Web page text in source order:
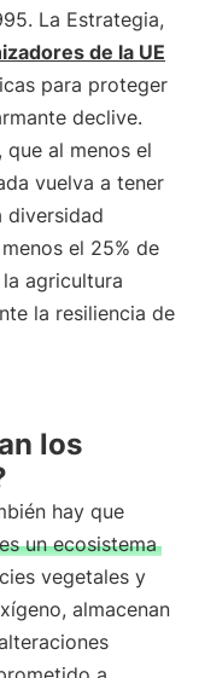
La Estrategia,
de la UE
para proteger
declive.
al menos el
vuelva a tener
diversidad
el 25% de
agricultura
la resiliencia de
los
hay que
un ecosistema
vegetales y
almacenan